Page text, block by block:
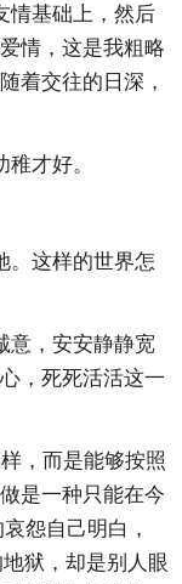
情基础上，然后
情，这是我粗略
着交往的日深，
才好。
。这样的世界怎
意，安安静静宽
，死死活活这一
，而是能够按照
是一种只能在今
怨自己明白，
狱，却是别人眼